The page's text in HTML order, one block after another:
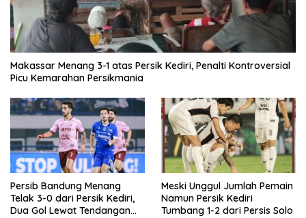
Makassar Menang 3-1 atas Persik Kediri, Penalti Kontroversial
Picu Kemarahan Persikmania
Persib Bandung Menang
Telak 3-0 dari Persik Kediri,
Dua Gol Lewat Tendangan
Meski Unggul Jumlah Pemain
Namun Persik Kediri
Tumbang 1-2 dari Persis Solo